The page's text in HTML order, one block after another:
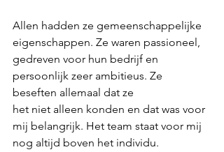
Allen hadden ze gemeenschappelijke
eigenschappen. Ze waren passioneel,
gedreven voor hun bedrijf en
persoonlijk zeer ambitieus. Ze
beseften allemaal dat ze
het niet alleen konden en dat was voor
mij belangrijk. Het team staat voor mij
nog altijd boven het individu.